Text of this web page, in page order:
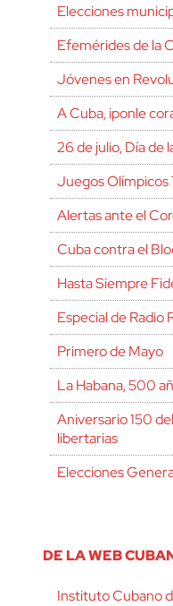
Elecciones
Efemérides de la
Jóvenes en
A Cuba, ¡ponle
26 de julio, Día de
Juegos Olímpicos
Alertas ante el
Cuba contra el
Hasta Siempre
Especial de
Primero de Mayo
La Habana, 500
Aniversario 150
libertarias
Elecciones
DE LA WEB
Instituto Cubano